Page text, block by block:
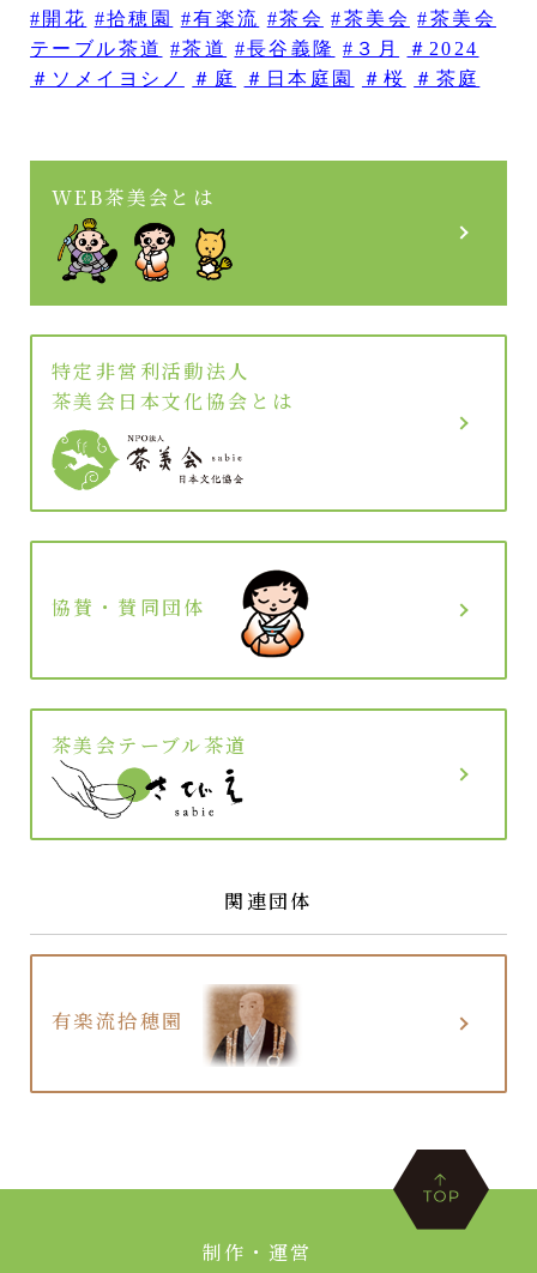
#開花 #拾穂園 #有楽流 #茶会 #茶美会 #茶美会
テーブル茶道 #茶道 #長谷義隆 #３月
＃2024
＃ソメイヨシノ
＃庭 ＃日本庭園 ＃桜 ＃茶庭
WEB茶美会とは
特定非営利活動法人
茶美会日本文化協会とは
協賛・賛同団体
茶美会テーブル茶道
関連団体
有楽流拾穂園
制作・運営